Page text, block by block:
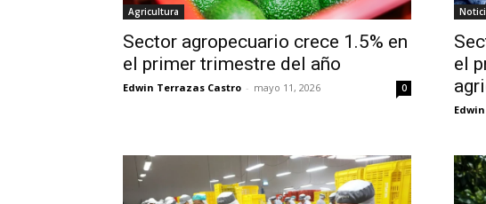
Agricultura
Sector agropecuario crece 1.5% en
el primer trimestre del año
Edwin Terrazas Castro - mayo 11, 2026 0
el